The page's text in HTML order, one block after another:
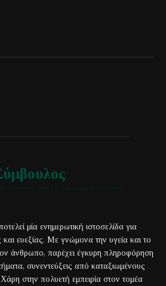
μία ενημερωτική ιστοσελίδα για
και ευεξίας. Με γνώμονα την υγεία και το
άνθρωπο, παρέχει έγκυρη πληροφόρηση
συνεντεύξεις από καταξιωμένους
στην πολυετή εμπειρία στον τομέα